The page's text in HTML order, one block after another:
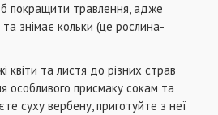
покращити травлення, адже
знімає кольки (це рослина-
квіти та листя до різних страв
особливого присмаку сокам та
суху вербену, приготуйте з неї